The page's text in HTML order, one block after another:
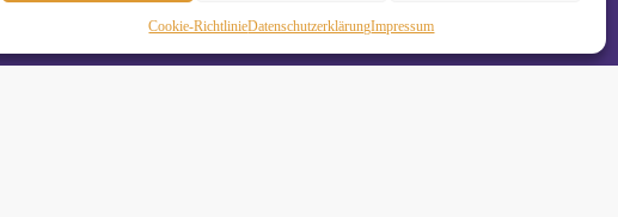
Cookie-RichtlinieDaten­schutz­erklä­rungImpressum